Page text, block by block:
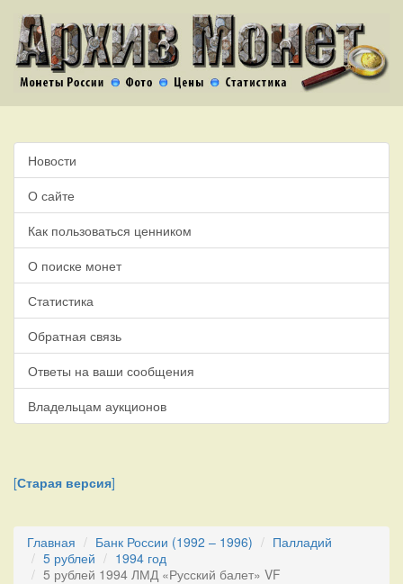
Новости
О сайте
Как пользоваться ценником
О поиске монет
Статистика
Обратная связь
Ответы на ваши сообщения
Владельцам аукционов
[Старая версия]
Главная Банк России (1992 – 1996)
Палладий
5 рублей
1994 год
5 рублей 1994 ЛМД «Русский балет» VF